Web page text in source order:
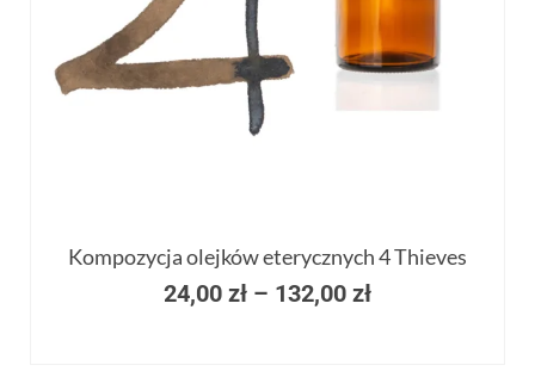
Kompozycja olejków eterycznych 4 Thieves
24,00 zł – 132,00 zł